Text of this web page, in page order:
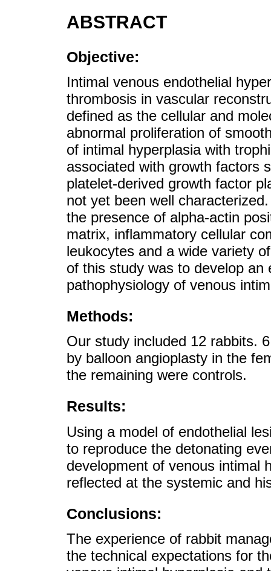
ABSTRACT
Objective:
Intimal venous endothelial
thrombosis in vascular
defined as the cellular and
abnormal proliferation of
of intimal hyperplasia with
associated with growth factors
platelet-derived growth factor
not yet been well
the presence of alpha-actin
matrix, inflammatory cellular
leukocytes and a wide variety
of this study was to develop
pathophysiology of venous
Methods:
Our study included 12 rabbits.
by balloon angioplasty in the
the remaining were controls.
Results:
Using a model of endothelial
to reproduce the detonating
development of venous intimal
reflected at the systemic and
Conclusions:
The experience of rabbit
the technical expectations for